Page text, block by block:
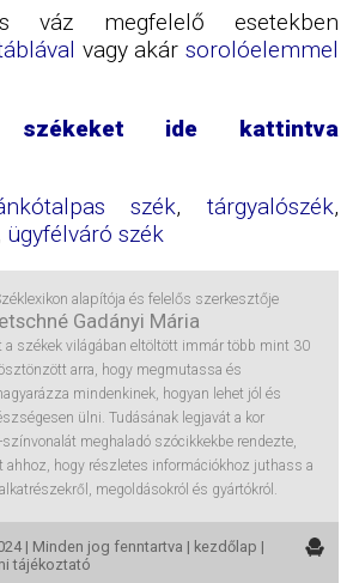
váz megfelelő esetekben
vagy akár sorolóelemmel
székeket ide kattintva
szék, tárgyalószék,
ügyfélváró szék
alapítója és felelős szerkesztője
Gadányi Mária
a székek világában eltöltött immár több mint 30
arra, hogy megmutassa és
mindenkinek, hogyan lehet jól és
ülni. Tudásának legjavát a kor
meghaladó szócikkekbe rendezte,
ahhoz, hogy részletes információkhoz juthass a
megoldásokról és gyártókról.
| Minden jog fenntartva | kezdőlap |
tájékoztató